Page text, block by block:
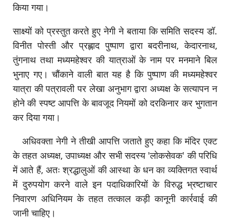
किया गया।
साक्ष्यों को प्रस्तुत करते हुए नेगी ने बताया कि समिति सदस्य डॉ.
विनीत पोस्ती और प्रह्लाद पुष्पाण द्वारा बदरीनाथ, केदारनाथ,
तुंगनाथ तथा मध्यमहेश्वर की यात्राओं के नाम पर मनमाने बिल
भुनाए गए। चौंकाने वाली बात यह है कि पुष्पाण की मध्यमहेश्वर
यात्रा की पत्रावली पर लेखा अनुभाग द्वारा अध्यक्ष के सत्यापन न
होने की स्पष्ट आपत्ति के बावजूद नियमों को दरकिनार कर भुगतान
कर दिया गया।
अधिवक्ता नेगी ने तीखी आपत्ति जताते हुए कहा कि मंदिर एक्ट
के तहत अध्यक्ष, उपाध्यक्ष और सभी सदस्य 'लोकसेवक' की परिधि
में आते हैं, अतः श्रद्धालुओं की आस्था के धन का व्यक्तिगत स्वार्थ
में दुरुपयोग करने वाले इन पदाधिकारियों के विरुद्ध भ्रष्टाचार
निवारण अधिनियम के तहत तत्काल कड़ी कानूनी कार्रवाई की
जानी चाहिए।